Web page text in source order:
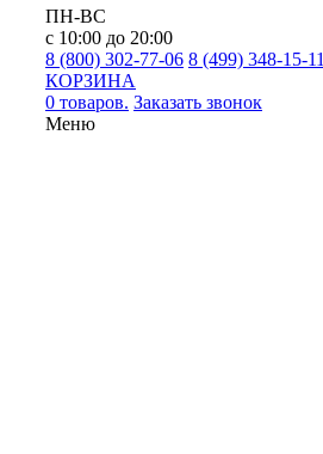
ПН-ВС
с 10:00 до 20:00
8 (800) 302-77-06 8 (499) 348-15-11
КОРЗИНА
0 товаров. Заказать звонок
Меню